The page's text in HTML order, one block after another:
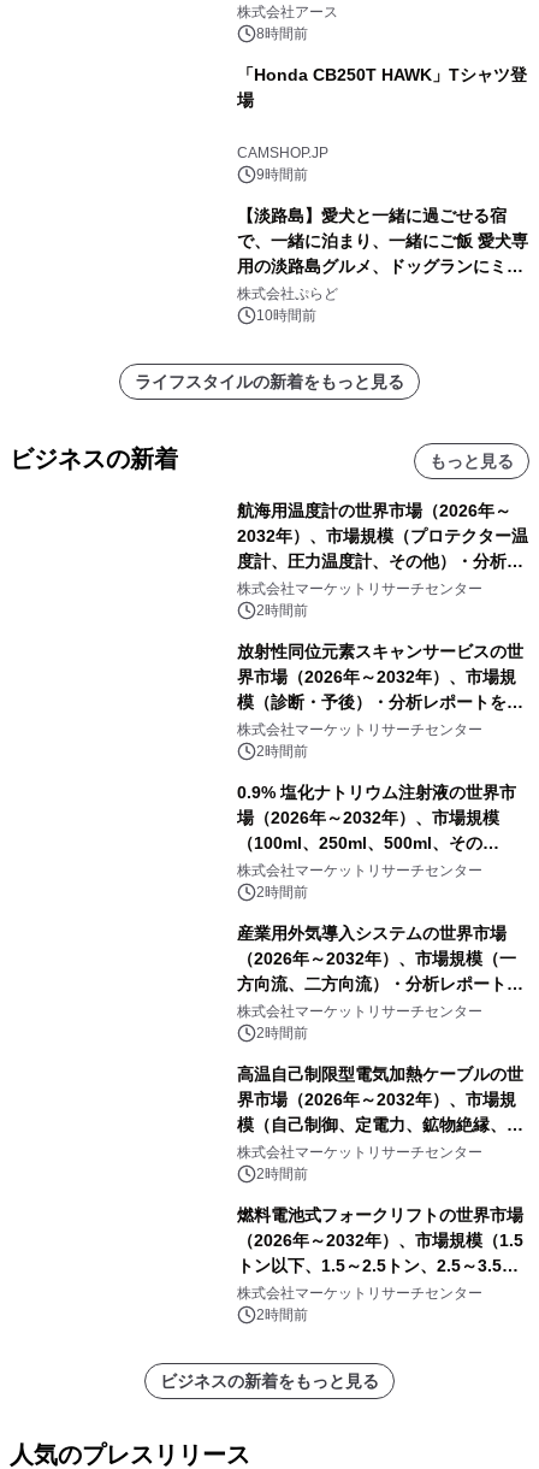
事例を株式会社アースが公開
株式会社アース
8時間前
「Honda CB250T HAWK」Tシャツ登
場
CAMSHOP.JP
9時間前
【淡路島】愛犬と一緒に過ごせる宿
で、一緒に泊まり、一緒にご飯 愛犬専
用の淡路島グルメ、ドッグランにミニ
プール グランピングとトレーラーハウ
スの2施設で
株式会社ぷらど
10時間前
ライフスタイルの新着をもっと見る
ビジネスの新着 もっと見る
航海用温度計の世界市場（2026年～
2032年）、市場規模（プロテクター温
度計、圧力温度計、その他）・分析レ
ポートを発表
株式会社マーケットリサーチセンター
2時間前
放射性同位元素スキャンサービスの世
界市場（2026年～2032年）、市場規
模（診断・予後）・分析レポートを発
表
株式会社マーケットリサーチセンター
2時間前
0.9% 塩化ナトリウム注射液の世界市
場（2026年～2032年）、市場規模
（100ml、250ml、500ml、その
他）・分析レポートを発表
株式会社マーケットリサーチセンター
2時間前
産業用外気導入システムの世界市場
（2026年～2032年）、市場規模（一
方向流、二方向流）・分析レポートを
発表
株式会社マーケットリサーチセンター
2時間前
高温自己制限型電気加熱ケーブルの世
界市場（2026年～2032年）、市場規
模（自己制御、定電力、鉱物絶縁、表
皮効果）・分析レポートを発表
株式会社マーケットリサーチセンター
2時間前
燃料電池式フォークリフトの世界市場
（2026年～2032年）、市場規模（1.5
トン以下、1.5～2.5トン、2.5～3.5ト
ン、3.5～5.0トン、その他）・分析レ
ポートを発表
株式会社マーケットリサーチセンター
2時間前
ビジネスの新着をもっと見る
人気のプレスリリース